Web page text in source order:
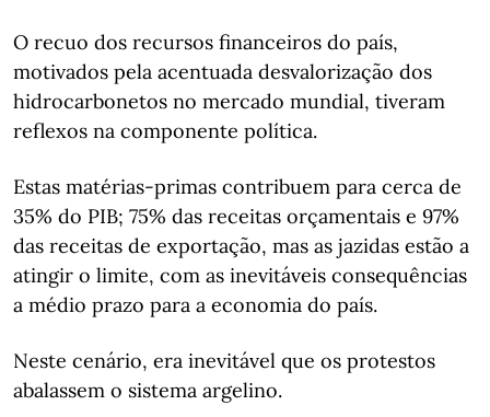
O recuo dos recursos financeiros do país,
motivados pela acentuada desvalorização dos
hidrocarbonetos no mercado mundial, tiveram
reflexos na componente política.
Estas matérias-primas contribuem para cerca de
35% do PIB; 75% das receitas orçamentais e 97%
das receitas de exportação, mas as jazidas estão a
atingir o limite, com as inevitáveis consequências
a médio prazo para a economia do país.
Neste cenário, era inevitável que os protestos
abalassem o sistema argelino.